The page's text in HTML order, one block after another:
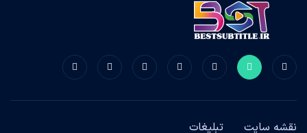
نقشه سایت تبلیغات